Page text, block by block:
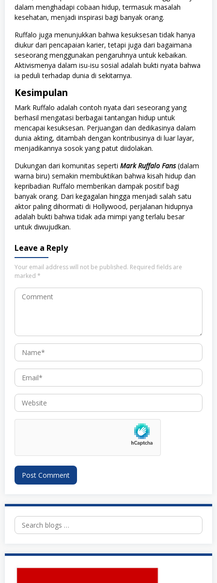
dalam menghadapi cobaan hidup, termasuk masalah
kesehatan, menjadi inspirasi bagi banyak orang.
Ruffalo juga menunjukkan bahwa kesuksesan tidak hanya
diukur dari pencapaian karier, tetapi juga dari bagaimana
seseorang menggunakan pengaruhnya untuk kebaikan.
Aktivismenya dalam isu-isu sosial adalah bukti nyata bahwa
ia peduli terhadap dunia di sekitarnya.
Kesimpulan
Mark Ruffalo adalah contoh nyata dari seseorang yang
berhasil mengatasi berbagai tantangan hidup untuk
mencapai kesuksesan. Perjuangan dan dedikasinya dalam
dunia akting, ditambah dengan kontribusinya di luar layar,
menjadikannya sosok yang patut diidolakan.
Dukungan dari komunitas seperti Mark Ruffalo Fans(dalam
warna biru) semakin membuktikan bahwa kisah hidup dan
kepribadian Ruffalo memberikan dampak positif bagi
banyak orang. Dari kegagalan hingga menjadi salah satu
aktor paling dihormati di Hollywood, perjalanan hidupnya
adalah bukti bahwa tidak ada mimpi yang terlalu besar
untuk diwujudkan.
Leave a Reply
Your email address will not be published. Required fields are
marked *
Search
for: